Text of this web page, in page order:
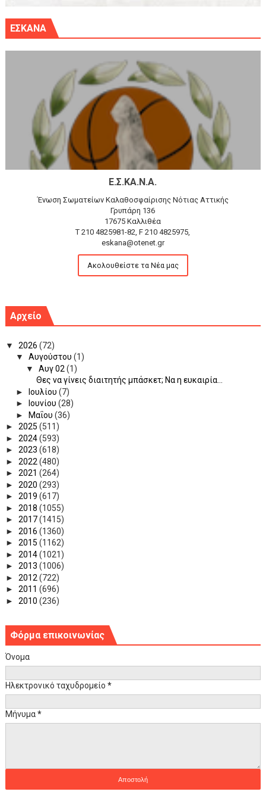
ΕΣΚΑΝΑ
Ε.Σ.ΚΑ.Ν.Α.
Ένωση Σωματείων Καλαθοσφαίρισης Νότιας Αττικής
Γρυπάρη 136
17675 Καλλιθέα
T 210 4825981-82, F 210 4825975,
eskana@otenet.gr
Ακολουθείστε τα Νέα μας
Αρχείο
▼ 2026 (72)
▼ Αυγούστου (1)
▼ Αυγ 02 (1)
Θες να γίνεις διαιτητής μπάσκετ; Να η ευκαιρία...
►
Ιουλίου (7)
►
Ιουνίου (28)
►
Μαΐου (36)
► 2025 (511)
► 2024(593)
► 2023 (618)
► 2022 (480)
► 2021 (264)
► 2020 (293)
► 2019 (617)
► 2018 (1055)
► 2017(1415)
► 2016 (1360)
► 2015 (1162)
► 2014(1021)
► 2013 (1006)
► 2012 (722)
► 2011 (696)
► 2010 (236)
Φόρμα επικοινωνίας
Όνομα
Ηλεκτρονικό ταχυδρομείο *
Μήνυμα*